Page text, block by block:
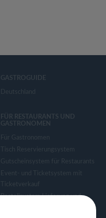
GASTROGUIDE
Deutschland
FÜR RESTAURANTS UND
GASTRONOMEN
Für Gastronomen
Tisch Reservierungsystem
Gutscheinsystem für Restaurants
Event- und Ticketsystem mit
Ticketverkauf
Bestellsystem Lieferung und